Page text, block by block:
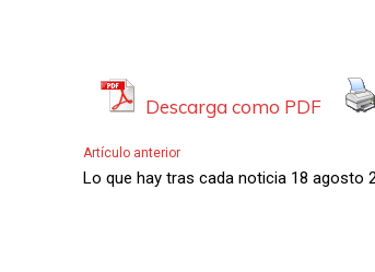
Descarga como PDF
Artículo anterior
Lo que hay tras cada noticia 18 agosto